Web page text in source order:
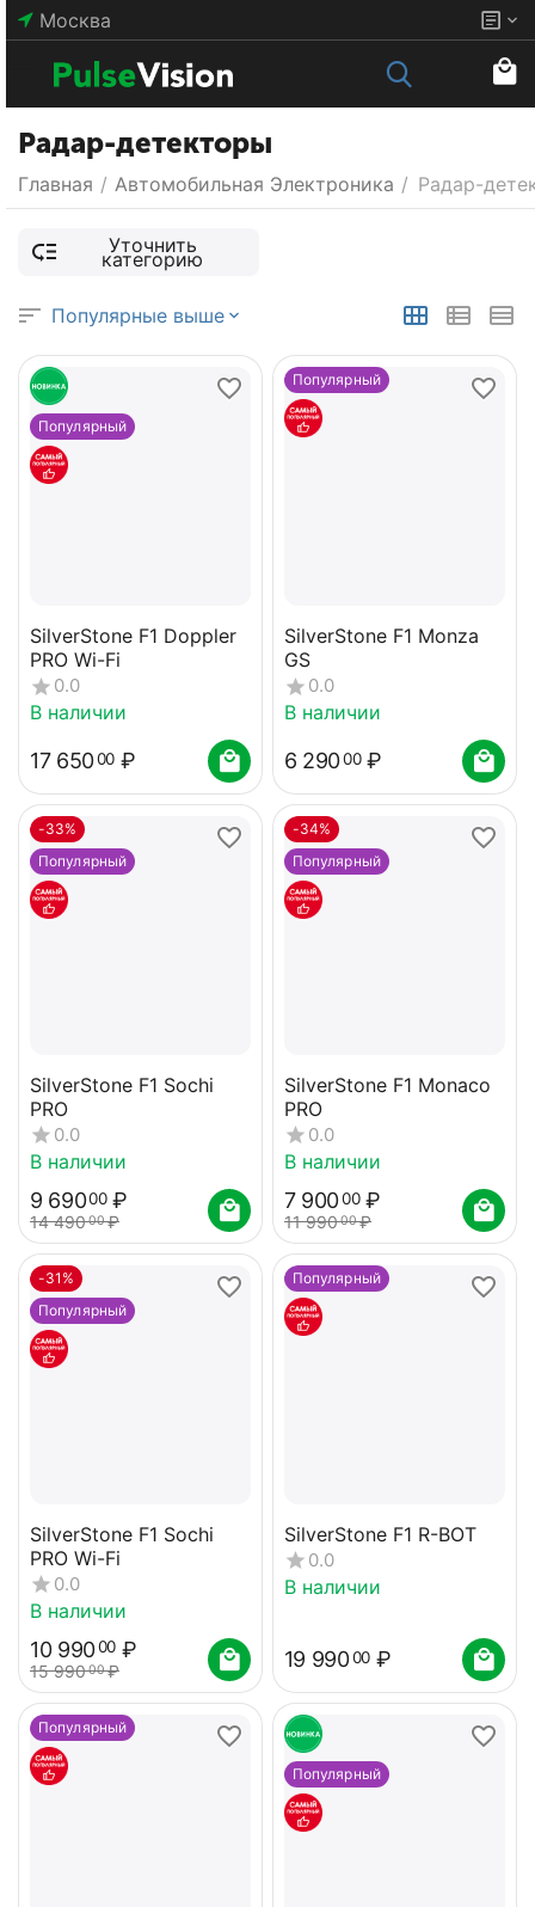
Москва
Радар-детекторы
Главная / Автомобильная Электроника / Радар-
Уточнить
категорию
Популярные выше
Популярный
SilverStone F1 Doppler
PRO Wi-Fi
0.0
В наличии
17 65000 ₽
Популярный
SilverStone F1 Monza
GS
0.0
В наличии
6 29000 ₽
-33%
Популярный
SilverStone F1 Sochi
PRO
0.0
В наличии
9 69000 ₽
14 49000₽
-34%
Популярный
SilverStone F1 Monaco
PRO
0.0
В наличии
7 90000 ₽
11 99000₽
-31%
Популярный
SilverStone F1 Sochi
PRO Wi-Fi
0.0
В наличии
10 99000 ₽
15 99000₽
Популярный
SilverStone F1 R-BOT
0.0
В наличии
19 99000 ₽
Популярный
Популярный